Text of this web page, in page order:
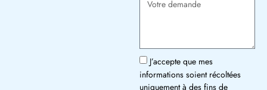
J’accepte que mes
informations soient récoltées
uniquement à des fins de